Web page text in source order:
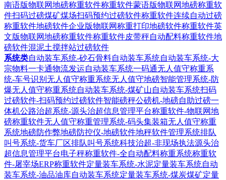
南语版物联网地磅称重软件称重软件蒙语版物联网地磅称重软
件扫码过磅煤矿煤场扫码预约过磅软件称重软件连续自动过磅
称重软件地磅软件企业版物联网称重打印地磅软件称重软件英
文版物联网地磅称重软件称重软件皮带秤自动配料称重软件地
磅软件混泥土搅拌站过磅软件
系统类自动装车系统-砂石骨料自动装车系统自动装车系统-大
宗物料一卡通物流发运自动装车系统一码通无人值守称重系
统-车号识别无人值守称重系统无人值守地磅智能管理系统-防
爆无人值守称重系统自动装车系统-煤矿山自动装车系统扫码
过磅软件-扫码预约过磅软件智能磅秤公磅机-地磅自助过磅一
体机公路治超系统-源头治超信息管理平台称重软件-物联网地
磅称重软件无人值守称重管理系统-码头集装箱无人值守称重
系统地磅防作弊地磅防控仪-地磅软件地秤软件管理系统排队
叫号系统-货车厂区排队叫号系统科技治超-非现场执法源头治
超信息管理平台电子秤称重软件-全自动配料称重系统称重软
件-屠宰场ERP称重软件定量装车系统-水泥定量装车系统自动
装车系统-油品油库自动装车系统定量装车系统-煤炭煤矿定量